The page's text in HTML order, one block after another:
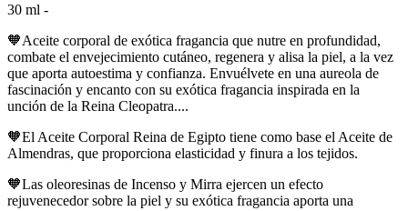
30 ml -
🧡Aceite corporal de exótica fragancia que nutre en profundidad,
combate el envejecimiento cutáneo, regenera y alisa la piel, a la vez
que aporta autoestima y confianza. Envuélvete en una aureola de
fascinación y encanto con su exótica fragancia inspirada en la
unción de la Reina Cleopatra....
🧡El Aceite Corporal Reina de Egipto tiene como base el Aceite de
Almendras, que proporciona elasticidad y finura a los tejidos.
🧡Las oleoresinas de Incenso y Mirra ejercen un efecto
rejuvenecedor sobre la piel y su exótica fragancia aporta una